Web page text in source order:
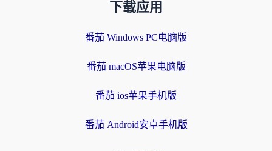
下载应用
番茄 Windows PC电脑版
番茄 macOS苹果电脑版
番茄 ios苹果手机版
番茄 Android安卓手机版